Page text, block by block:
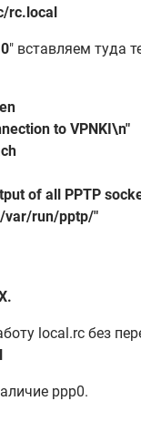
rc.local
" вставляем туда
to VPNKI\n"
of all PPTP
var/run/pptp/"
local.rc без
ppp0.